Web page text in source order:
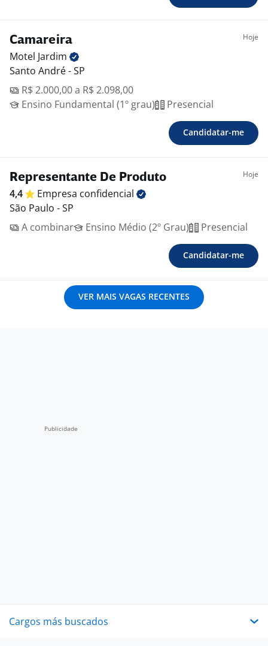
Camareira Hoje
Motel Jardim
Santo André - SP
R$ 2.000,00 a R$ 2.098,00
Ensino Fundamental (1º grau)
Presencial
Candidatar-me
Representante De Produto Hoje
4,4 Empresa confidencial
São Paulo - SP
A combinar
Ensino Médio (2º Grau) Presencial
Candidatar-me
VER MAIS VAGAS RECENTES
Cargos más buscados